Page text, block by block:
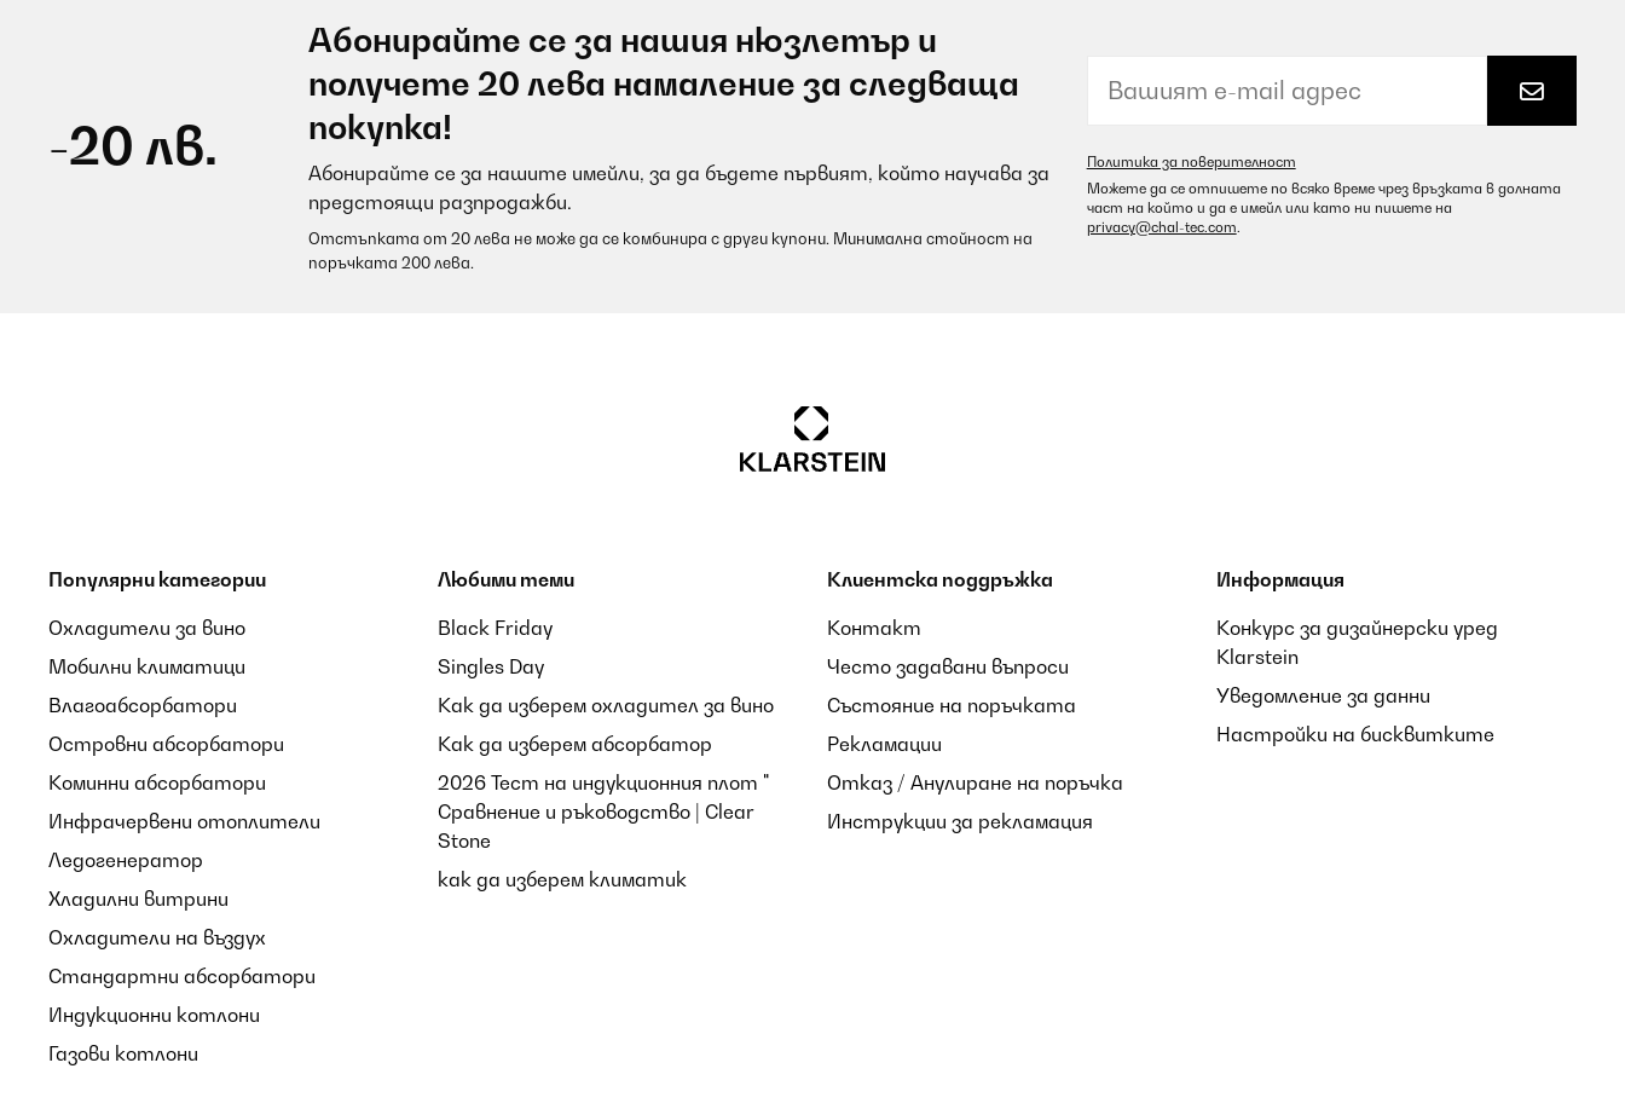
-20 лв.
Абонирайте се за нашия нюзлетър и
получете 20 лева намаление за следваща
покупка!
Абонирайте се за нашите имейли, за да бъдете първият, който научава за
предстоящи разпродажби.
Отстъпката от 20 лева не може да се комбинира с други купони. Минимална стойност на
поръчката 200 лева.
Политика за поверителност
Можете да се отпишете по всяко време чрез връзката в долната
част на който и да е имейл или като ни пишете на
privacy@chal-tec.com.
Популярни категории
Охладители за вино
Мобилни климатици
Влагоабсорбатори
Островни абсорбатори
Коминни абсорбатори
Инфрачервени отоплители
Ледогенератор
Хладилни витрини
Охладители на въздух
Стандартни абсорбатори
Индукционни котлони
Газови котлони
Любими теми
Black Friday
Singles Day
Как да изберем охладител за вино
Как да изберем абсорбатор
2026 Тест на индукционния плот "
Сравнение и ръководство | Clear
Stone
как да изберем климатик
Клиентска поддръжка
Контакт
Често задавани въпроси
Състояние на поръчката
Рекламации
Отказ / Анулиране на поръчка
Инструкции за рекламация
Информация
Конкурс за дизайнерски уред
Klarstein
Уведомление за данни
Настройки на бисквитките